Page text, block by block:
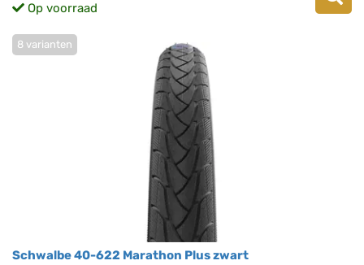
Op voorraad
Schwalbe 40-622 Marathon Plus zwart
8 varianten